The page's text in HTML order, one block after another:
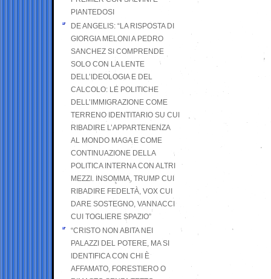
PIANTEDOSI
DE ANGELIS: “LA RISPOSTA DI
GIORGIA MELONI A PEDRO
SANCHEZ SI COMPRENDE
SOLO CON LA LENTE
DELL’IDEOLOGIA E DEL
CALCOLO: LE POLITICHE
DELL’IMMIGRAZIONE COME
TERRENO IDENTITARIO SU CUI
RIBADIRE L’APPARTENENZA
AL MONDO MAGA E COME
CONTINUAZIONE DELLA
POLITICA INTERNA CON ALTRI
MEZZI. INSOMMA, TRUMP CUI
RIBADIRE FEDELTÀ, VOX CUI
DARE SOSTEGNO, VANNACCI
CUI TOGLIERE SPAZIO”
“CRISTO NON ABITA NEI
PALAZZI DEL POTERE, MA SI
IDENTIFICA CON CHI È
AFFAMATO, FORESTIERO O